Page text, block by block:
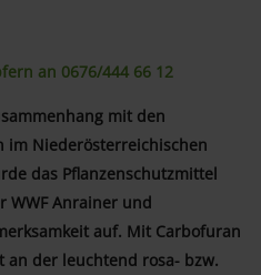
an 0676/444 66 12
mit den
im Niederösterreichischen
das Pflanzenschutzmittel
WWF Anrainer und
auf. Mit Carbofuran
der leuchtend rosa- bzw.